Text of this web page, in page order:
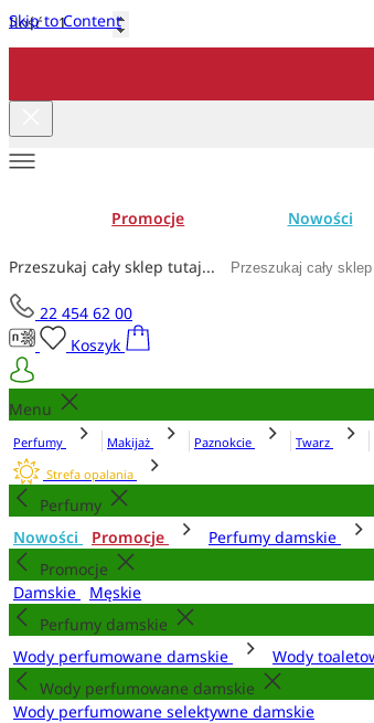
Skip to Content
Promocje Nowości
Przeszukaj cały sklep tutaj...
22 454 62 00
Koszyk
Menu
Perfumy Makijaż Paznokcie Twarz
Strefa opalania
Perfumy
Nowości
Promocje Perfumy damskie
Promocje
Damskie
Męskie
Perfumy damskie
Wody perfumowane damskie
Wody
Wody perfumowane damskie
Wody perfumowane selektywne damskie
Ilość